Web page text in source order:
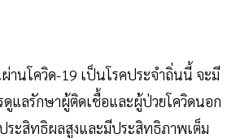
ผ่านโควิด-19 เป็นโรคประจำถิ่นนี้ จะมี
ดูแลรักษาผู้ติดเชื้อและผู้ป่วยโควิดนอก
ระสิทธิผลสูงและมีประสิทธิภาพเต็ม